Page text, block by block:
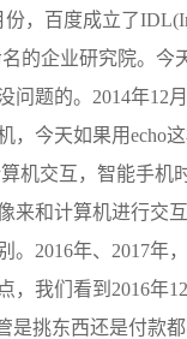
，百度成立了
的企业研究院。今
题的。2014年12
，今天如果用echo
机交互，智能手机
和计算机进行交
2016年、2017年
我们看到2016年
是挑东西还是付款